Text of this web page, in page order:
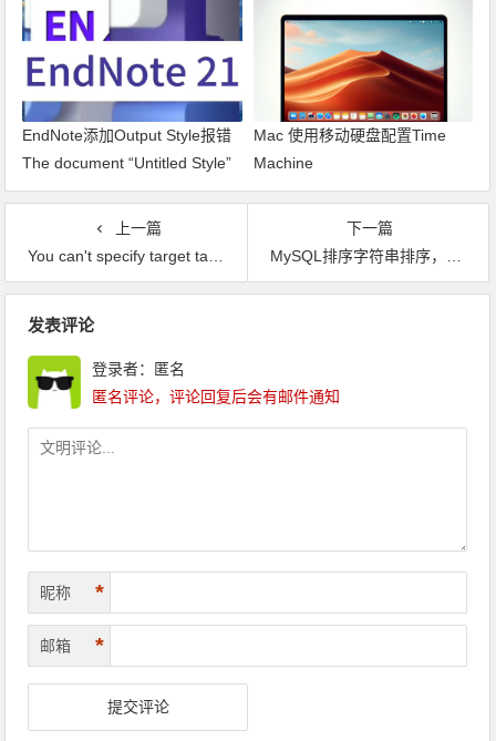
EndNote添加Output Style报错
The document “Untitled Style”
could not be saved as The file
Mac 使用移动硬盘配置Time
Machine
上一篇
You can't specify target table 't' for update in FROM clause SQL异常解决
下一篇
MySQL排序字符串排序，数字优先
发表评论
登录者：匿名
匿名评论，评论回复后会有邮件通知
昵称 *
邮箱 *